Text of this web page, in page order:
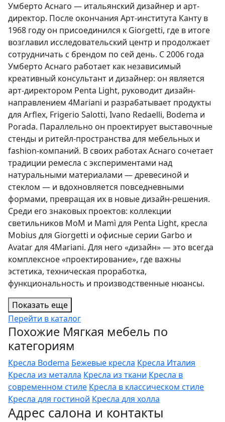
Умберто Аснаго — итальянский дизайнер и арт-
директор. После окончания Арт-института Канту в
1968 году он присоединился к Giorgetti, где в итоге
возглавил исследовательский центр и продолжает
сотрудничать с брендом по сей день. С 2006 года
Умберто Аснаго работает как независимый
креативный консультант и дизайнер: он является
арт-директором Penta Light, руководит дизайн-
направлением 4Mariani и разрабатывает продукты
для Arflex, Frigerio Salotti, Ivano Redaelli, Bodema и
Porada. Параллельно он проектирует выставочные
стенды и ритейл-пространства для мебельных и
fashion-компаний. В своих работах Аснаго сочетает
традиции ремесла с экспериментами над
натуральными материалами — древесиной и
стеклом — и вдохновляется повседневными
формами, превращая их в новые дизайн-решения.
Среди его знаковых проектов: коллекции
светильников MoM и Mamì для Penta Light, кресла
Mobius для Giorgetti и офисные серии Garbo и
Avatar для 4Mariani. Для него «дизайн» — это всегда
комплексное «проектирование», где важны
эстетика, техническая проработка,
функциональность и производственные нюансы.
Показать еще
Перейти в каталог
Похожие Мягкая мебель по
категориям
Кресла Bodema Бежевые кресла Кресла Италия
Кресла из металла Кресла из ткани Кресла в
современном стиле Кресла в классическом стиле
Кресла для гостиной Кресла для холла
Адрес салона и контакты